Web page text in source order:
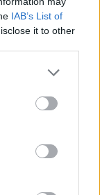
IAB’s List of
it to other
az
is részt
életet